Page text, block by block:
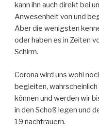
kann ihn auch direkt bei
Anwesenheit von und
Aber die wenigsten
oder haben es in Zeiten
Schirm.
Corona wird uns wohl
begleiten, wahrscheinlich
können und werden wir
in den Schoß legen und
19 nachtrauern.